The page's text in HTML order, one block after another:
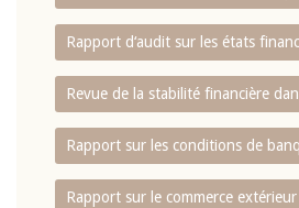
Rapport d‘audit sur les états
Revue de la stabilité financière
Rapport sur les conditions de
Rapport sur le commerce extérieur